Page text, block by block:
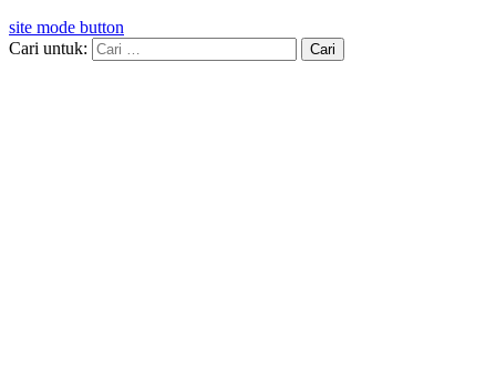
site mode button
Cari untuk: